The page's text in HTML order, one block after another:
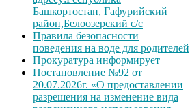
Башкортостан, Гафурийский
район,Белоозерский с/с
Правила безопасности
поведения на воде для родителей
Прокуратура информирует
Постановление №92 от
20.07.2026г. «О предоставлении
разрешения на изменение вида